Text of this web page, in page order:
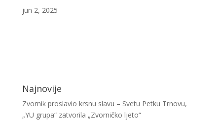
jun 2, 2025
Najnovije
Zvornik proslavio krsnu slavu – Svetu Petku Trnovu,
„YU grupa“ zatvorila „Zvorničko ljeto“